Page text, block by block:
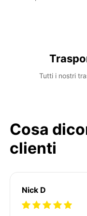
Tutti i nostri
Cosa
clienti
Nick D